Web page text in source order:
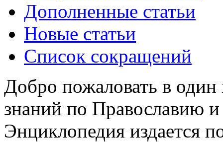
Дополненные статьи
Новые статьи
Список сокращений
Добро пожаловать в
знаний по Православию
Энциклопедия издается